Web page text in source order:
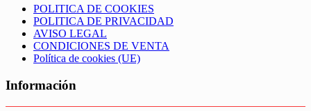
POLITICA DE COOKIES
POLITICA DE PRIVACIDAD
AVISO LEGAL
CONDICIONES DE VENTA
Política de cookies (UE)
Información